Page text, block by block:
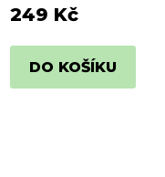
radost
249 Kč
DO KOŠÍKU